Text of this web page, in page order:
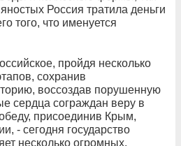
Россия тратила деньги
того, что именуется
пройдя несколько
сохранив
воссоздав порушенную
сердца сограждан веру в
присоединив Крым,
- сегодня государство
несколько огромных,